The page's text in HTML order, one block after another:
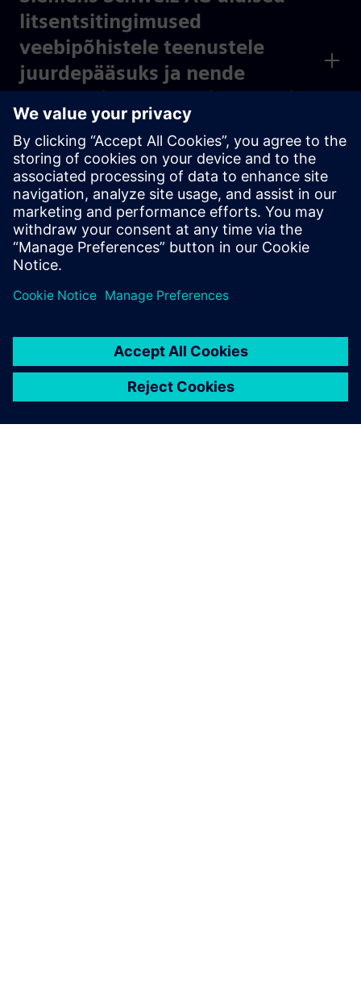
litsentsitingimused
veebipõhistele teenustele
juurdepääsuks ja nende
kasutamiseks - kehtivad kuni
31.10.2023
*Tarkvaraarendusele kehtivad eritingimused.